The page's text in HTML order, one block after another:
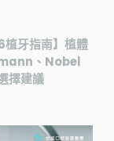
植牙指南】植體
、Nobel
擇建議